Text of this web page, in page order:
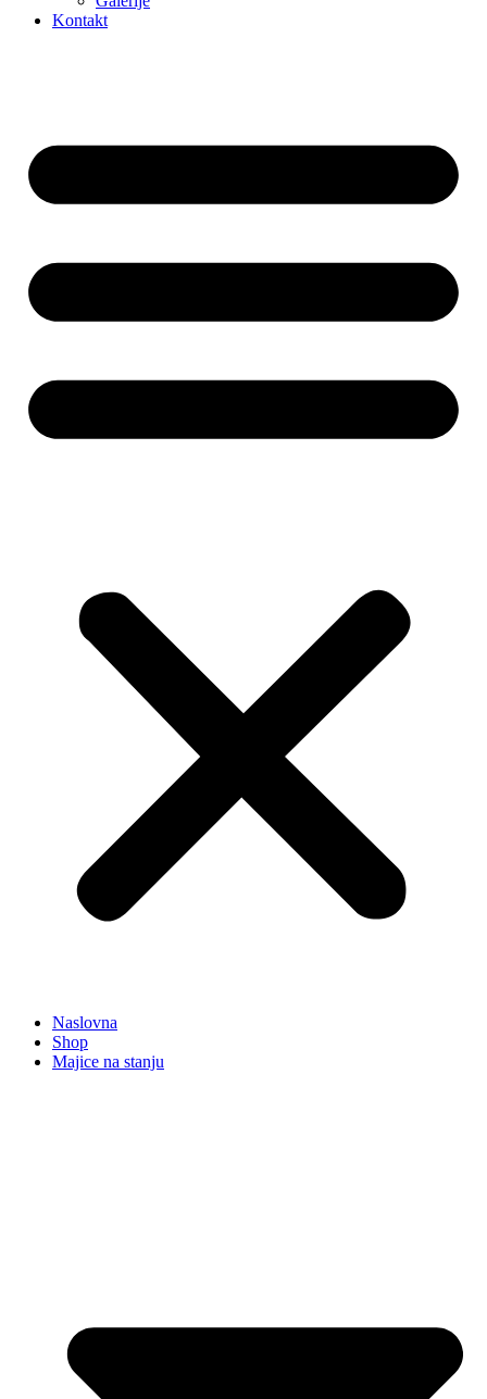
Kontakt
Naslovna
Shop
Majice na stanju